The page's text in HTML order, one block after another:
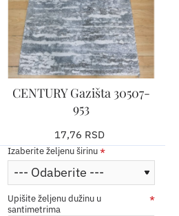
CENTURY Gazišta 30507-
953
17,76 RSD
Izaberite željenu širinu
Upišite željenu dužinu u
santimetrima